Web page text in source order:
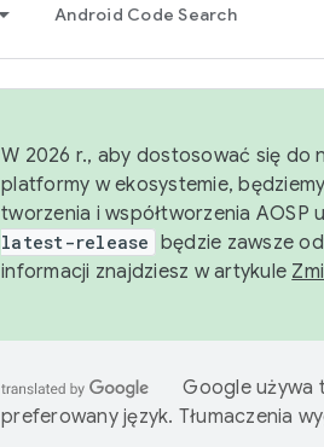
Android Code Search
W 2026 r., aby dostosować się do
platformy w ekosystemie,
tworzenia i współtworzenia AOSP
latest-release będzie zawsze
informacji znajdziesz w artykule
Google używa
preferowany język. Tłumaczenia